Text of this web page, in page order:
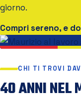
giorno.
Compri sereno, e
CHI TI TROVI
40 ANNI NEL